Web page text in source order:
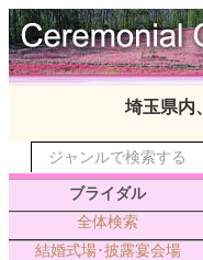
埼玉県内
ジャンルで検索する
ブライダル
全体検索
結婚式場･披露宴会場